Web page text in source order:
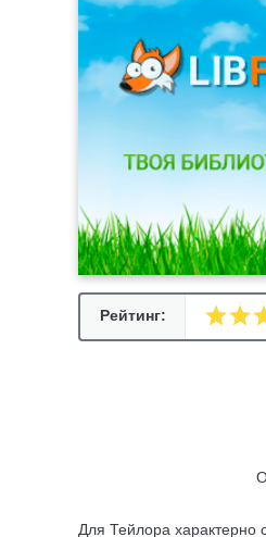
Рейтинг:
Для Тейлора характерно